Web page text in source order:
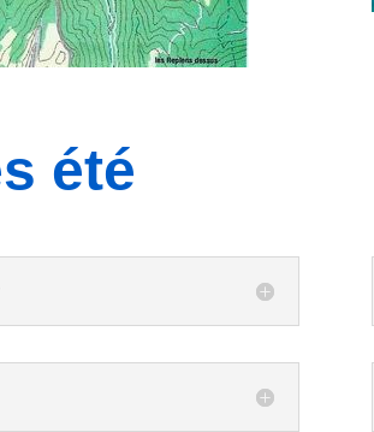
été